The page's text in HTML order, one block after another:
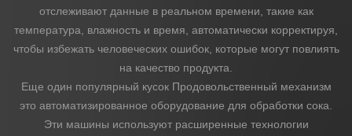
отслеживают данные в реальном времени, такие как
температура, влажность и время, автоматически корректируя,
чтобы избежать человеческих ошибок, которые могут повлиять
на качество продукта.
Еще один популярный кусок Продовольственный механизм
это автоматизированное оборудование для обработки сока.
Эти машины используют расширенные технологии